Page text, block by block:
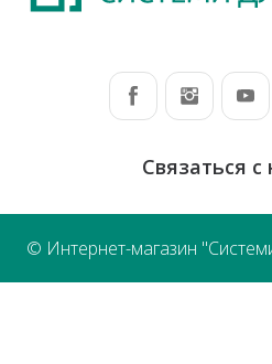
Связаться с
© Интернет-магазин